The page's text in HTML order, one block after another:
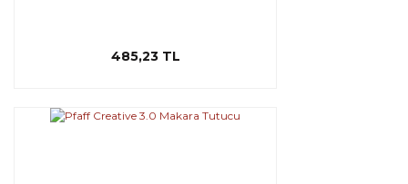
485,23 TL